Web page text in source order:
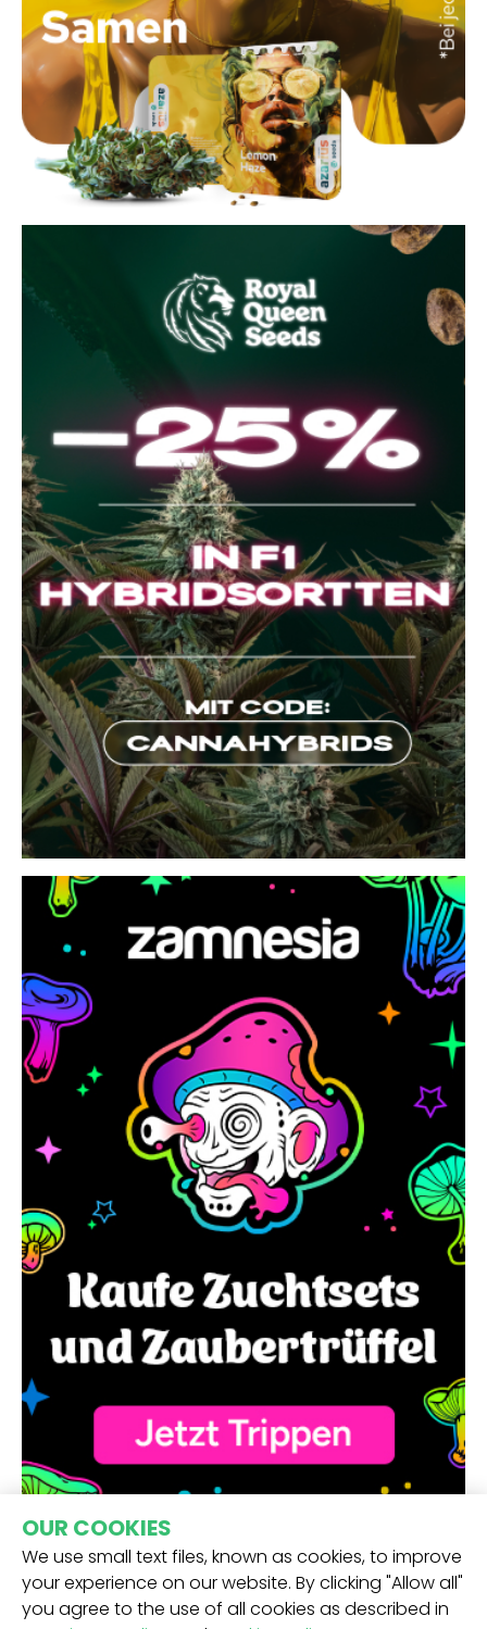
OUR COOKIES
We use small text files, known as cookies, to improve
your experience on our website. By clicking "Allow all"
you agree to the use of all cookies as described in